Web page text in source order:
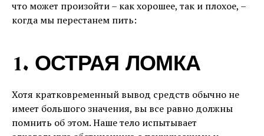
что может произойти – как хорошее, так и плохое, –
когда мы перестанем пить:
1. ОСТРАЯ ЛОМКА
Хотя кратковременный вывод средств обычно не
имеет большого значения, вы все равно должны
помнить об этом. Наше тело испытывает